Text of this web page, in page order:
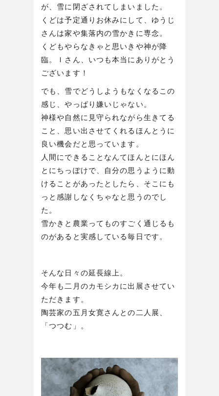
が、雪に閉ざされてしまいました。
くどは予定通りお休みにして、ゆうじ
さんは家や集落内の雪かきに専念。
くどもやらなきゃと思いきや神が降
臨。Ｉさん、いつも本当にありがとう
ございます！
でも、雪でどうしようもなくなるこの
感じ、やっぱり嫌いじゃない。
神様や自然に見守られながら生きてる
こと、思い出させてくれるほんとうに
良い機会だと思っています。
人間にできることなんてほんとにほん
とにちっぽけで、自分の思うように動
けることがあったとしたら、そこにも
っと感謝しなくちゃなと思うのでし
た。
雪かきと農業ってものすごく通じるも
のがあると実感している毎日です。
そんな日々の延長線上。
今年も二月のカモシカに出展させてい
ただきます。
陶芸家の五月女寛さんとの二人展、
「つつむ」。